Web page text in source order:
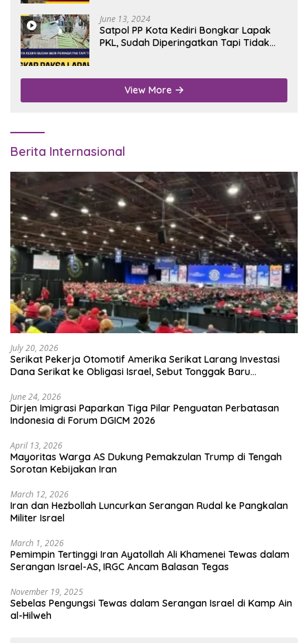
June 13, 2024
Satpol PP Kota Kediri Bongkar Lapak
PKL, Sudah Diperingatkan Tapi Tidak
View More
Berita Internasional
July 20, 2026
Serikat Pekerja Otomotif Amerika Serikat Larang Investasi
Dana Serikat ke Obligasi Israel, Sebut Tonggak Baru
June 24, 2026
Dirjen Imigrasi Paparkan Tiga Pilar Penguatan Perbatasan
Indonesia di Forum DGICM 2026
April 13, 2026
Mayoritas Warga AS Dukung Pemakzulan Trump di Tengah
Sorotan Kebijakan Iran
March 12, 2026
Iran dan Hezbollah Luncurkan Serangan Rudal ke Pangkalan
Militer Israel
March 1, 2026
Pemimpin Tertinggi Iran Ayatollah Ali Khamenei Tewas dalam
Serangan Israel-AS, IRGC Ancam Balasan Tegas
November 19, 2025
Sebelas Pengungsi Tewas dalam Serangan Israel di Kamp Ain
al-Hilweh